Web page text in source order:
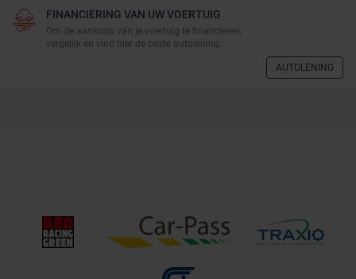
FINANCIERING VAN UW VOERTUIG
Om de aankoop van je voertuig te financieren,
vergelijk en vind hier de beste autolening.
AUTOLENING